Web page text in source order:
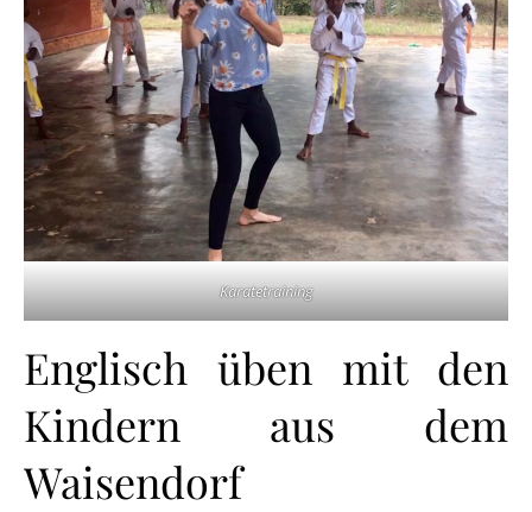
Karatetraining
Englisch üben mit den
Kindern aus dem
Waisendorf